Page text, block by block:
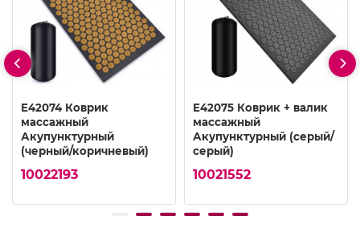
E42074 Коврик
массажный
Акупунктурный
(черный/коричневый)
10022193
E42075 Коврик + валик
массажный
Акупунктурный (серый/
серый)
10021552